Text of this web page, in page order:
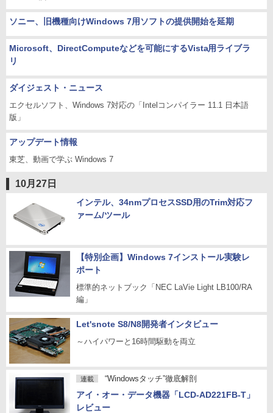
ソニー、旧機種向けWindows 7用ソフトの提供開始を延期
Microsoft、DirectComputeなどを可能にするVista用ライブラ
リ
ダイジェスト・ニュース
エクセルソフト、Windows 7対応の「Intelコンパイラー 11.1 日本語
版」
アップデート情報
東芝、動画で学ぶ Windows 7
10月27日
インテル、34nmプロセスSSD用のTrim対応フ
ァーム/ツール
【特別企画】Windows 7インストール実験レ
ポート
標準的ネットブック「NEC LaVie Light LB100/RA
編」
Let'snote S8/N8開発者インタビュー
～ハイパワーと16時間駆動を両立
連載 “Windowsタッチ”徹底解剖
アイ・オー・データ機器「LCD-AD221FB-T」
レビュー